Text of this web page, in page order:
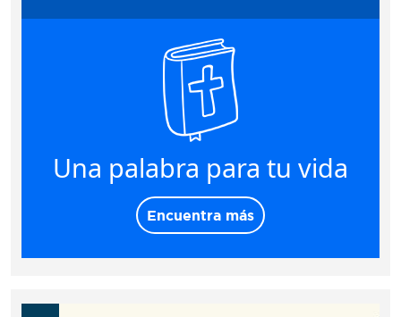
Una palabra para tu vida
Encuentra más